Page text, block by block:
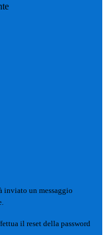
inviato un messaggio
il reset della password